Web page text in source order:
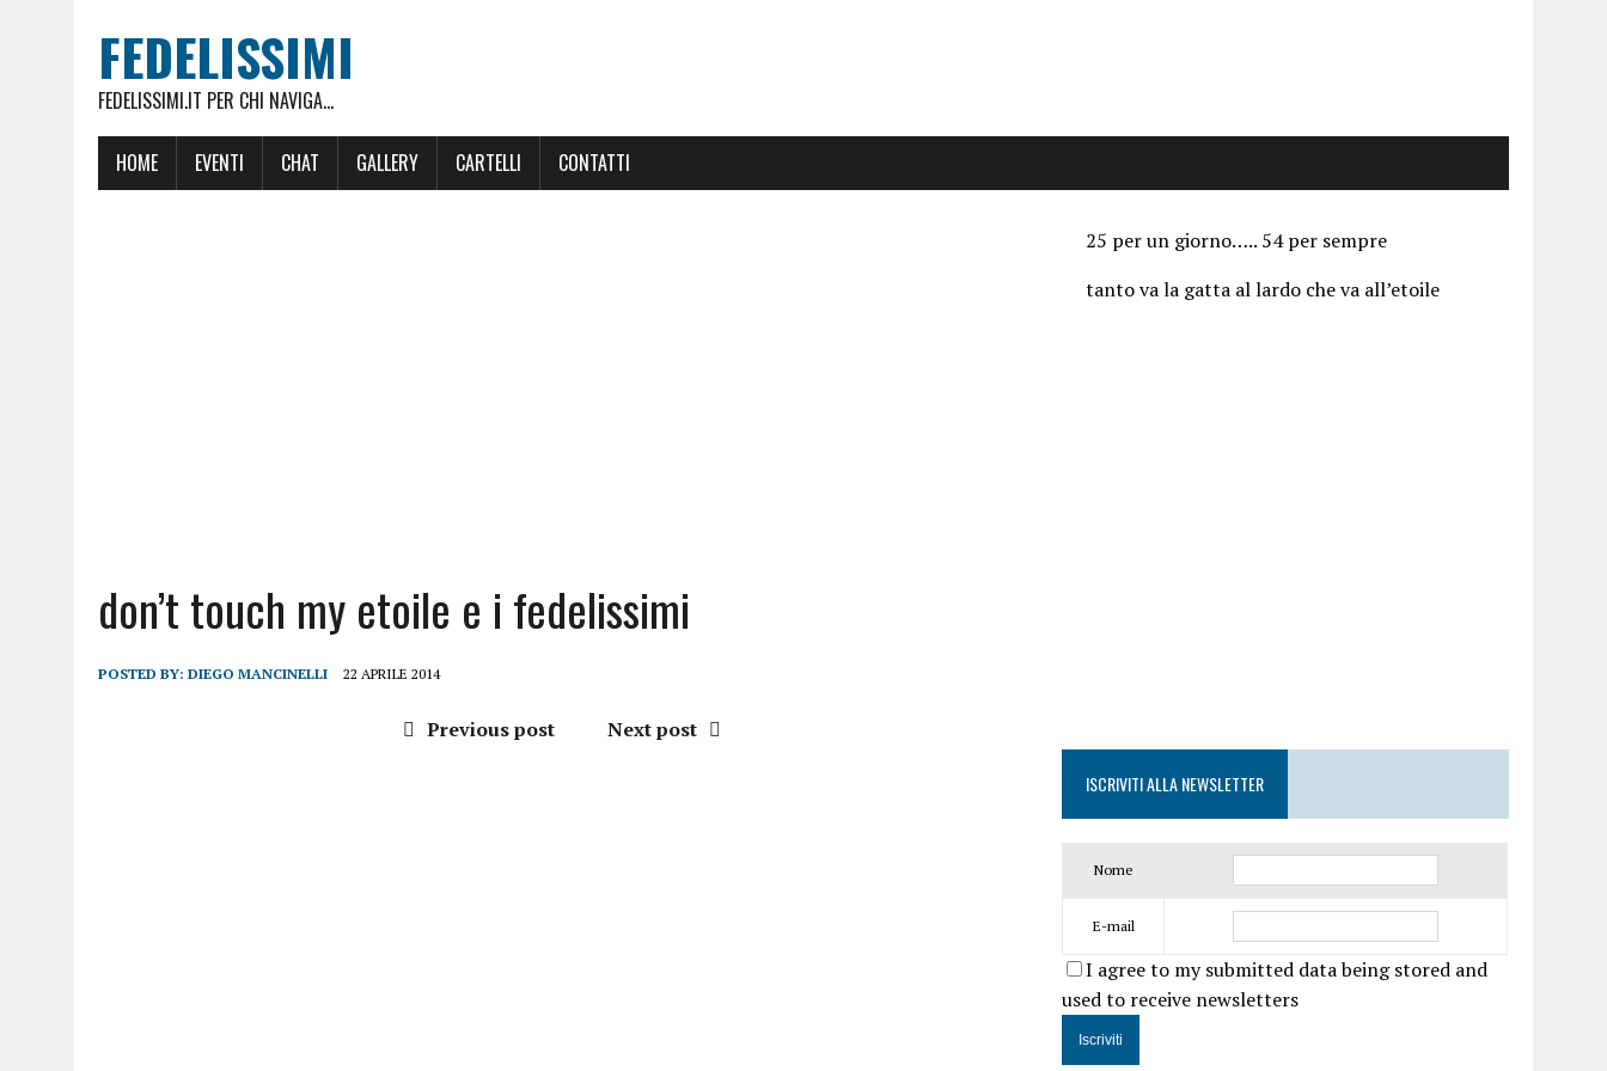
FEDELISSIMI
FEDELISSIMI.IT PER CHI NAVIGA...
HOME EVENTI CHAT GALLERY CARTELLI CONTATTI
don’t touch my etoile e i fedelissimi
POSTED BY: DIEGO MANCINELLI 22 APRILE 2014
Previous post Next post
25 per un giorno….. 54 per sempre
tanto va la gatta al lardo che va all’etoile
ISCRIVITI ALLA NEWSLETTER
Nome
E-mail
I agree to my submitted data being stored and
used to receive newsletters